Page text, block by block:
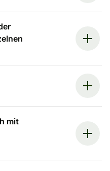
mit